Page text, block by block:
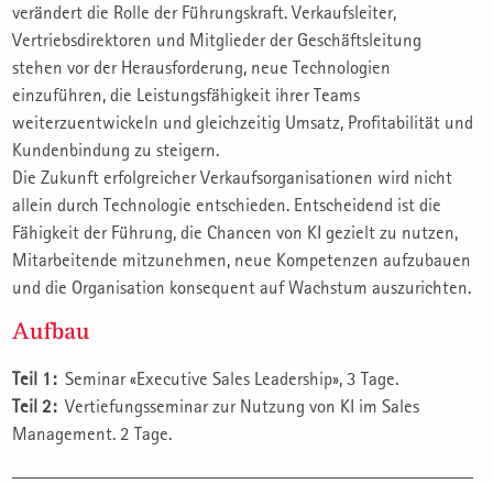
verändert die Rolle der Führungskraft. Verkaufsleiter,
Vertriebsdirektoren und Mitglieder der Geschäftsleitung
stehen vor der Herausforderung, neue Technologien
einzuführen, die Leistungsfähigkeit ihrer Teams
weiterzuentwickeln und gleichzeitig Umsatz, Profitabilität und
Kundenbindung zu steigern.
Die Zukunft erfolgreicher Verkaufsorganisationen wird nicht
allein durch Technologie entschieden. Entscheidend ist die
Fähigkeit der Führung, die Chancen von KI gezielt zu nutzen,
Mitarbeitende mitzunehmen, neue Kompetenzen aufzubauen
und die Organisation konsequent auf Wachstum auszurichten.
Aufbau
Teil 1: Seminar «Executive Sales Leadership», 3 Tage.
Teil 2:Vertiefungsseminar zur Nutzung von KI im Sales
Management. 2 Tage.